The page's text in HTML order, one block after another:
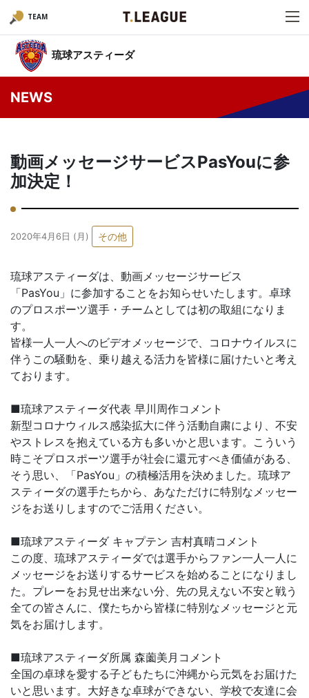
TEAM
琉球アスティーダ
NEWS
動画メッセージサービスPasYouに参
加決定！
2020年4月6日 (月) その他
琉球アスティーダは、動画メッセージサービス
「PasYou」に参加することをお知らせいたします。卓球
のプロスポーツ選手・チームとしては初の取組になりま
す。
皆様一人一人へのビデオメッセージで、コロナウイルスに
伴うこの騒動を、乗り越える活力を皆様に届けたいと考え
ております。
■琉球アスティーダ代表 早川周作コメント
新型コロナウィルス感染拡大に伴う活動自粛により、不安
やストレスを抱えている方も多いかと思います。こういう
時こそプロスポーツ選手が社会に還元すべき価値がある、
そう思い、「PasYou」の積極活用を決めました。琉球ア
スティーダの選手たちから、あなただけに特別なメッセー
ジをお送りしますのでご活用ください。
■琉球アスティーダ キャプテン 吉村真晴コメント
この度、琉球アスティーダでは選手からファン一人一人に
メッセージをお送りするサービスを始めることになりまし
た。プレーをお見せ出来ない分、先の見えない不安と戦う
全ての皆さんに、僕たちから皆様に特別なメッセージと元
気をお届けします。
■琉球アスティーダ所属 森薗美月コメント
全国の卓球を愛する子どもたちに沖縄から元気をお届けた
いと思います。大好きな卓球ができない、学校で友達に会